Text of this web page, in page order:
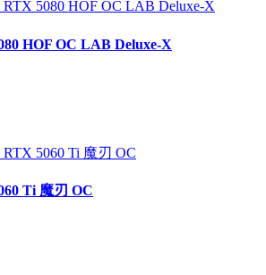
HOF OC LAB Deluxe-X
Ti 魔刃 OC